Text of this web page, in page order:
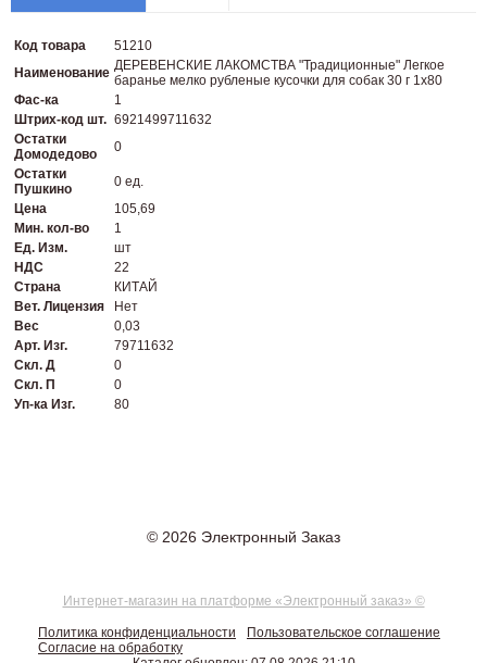
Код товара
51210
Наименование ДЕРЕВЕНСКИЕ ЛАКОМСТВА "Традиционные" Легкое
баранье мелко рубленые кусочки для собак 30 г 1х80
Фас-ка
1
Штрих-код шт. 6921499711632
Остатки
Домодедово
0
Остатки
Пушкино
0 ед.
Цена
105,69
Мин. кол-во
1
Ед. Изм.
шт
НДС
22
Страна
КИТАЙ
Вет. Лицензия
Нет
Вес
0,03
Арт. Изг.
79711632
Скл. Д
0
Скл. П
0
Уп-ка Изг.
80
© 2026 Электронный Заказ
Интернет-магазин на платформе «Электронный заказ» ©
Политика конфиденциальности
Пользовательское соглашение
Согласие на обработку